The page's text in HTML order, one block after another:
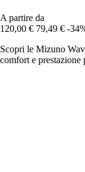
A partire da
120,00 € 79,49 € -
Scopri le Mizuno
comfort e prestazione